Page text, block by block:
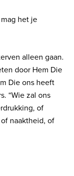
mag het je
alleen gaan.
door Hem Die
Die ons heeft
“Wie zal ons
of
naaktheid, of